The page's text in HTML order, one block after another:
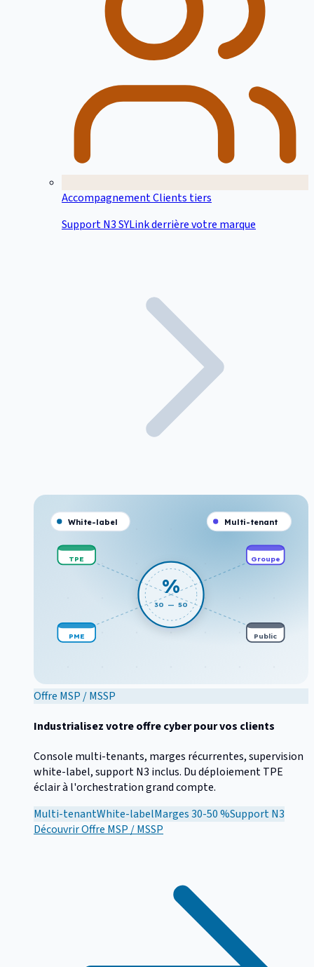
Accompagnement Clients tiers
Support N3 SYLink derrière votre marque
%
30 — 50
TPE
PME
Groupe
Public
White-label Multi-tenant
Offre MSP / MSSP
Industrialisez votre offre cyber pour vos clients
Console multi-tenants, marges récurrentes, supervision
white-label, support N3 inclus. Du déploiement TPE
éclair à l'orchestration grand compte.
Multi-tenantWhite-labelMarges 30-50 %Support N3
DécouvrirOffre MSP / MSSP